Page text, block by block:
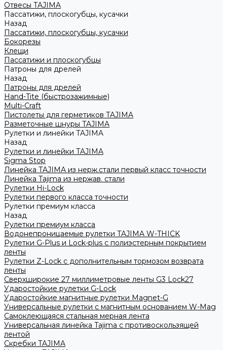
Отвесы TAJIMA
Пассатижи, плоскогубцы, кусачки
Назад
Пассатижи, плоскогубцы, кусачки
Бокорезы
Клещи
Пассатижи и плоскогубцы
Патроны для дрелей
Назад
Патроны для дрелей
Hand-Tite (быстрозажимные)
Multi-Craft
Пистолеты для герметиков TAJIMA
Разметочные шнуры TAJIMA
Рулетки и линейки TAJIMA
Назад
Рулетки и линейки TAJIMA
Sigma Stop
Линейка TAJIMA из нерж.стали первый класс точности
Линейка Tajima из нержав. стали
Рулетки Hi-Lock
Рулетки первого класса точности
Рулетки премиум класса
Назад
Рулетки премиум класса
Водонепроницаемые рулетки TAJIMA W-THICK
Рулетки G-Plus и Lock-plus с полиэстерным покрытием
ленты
Рулетки Z-Lock с дополнительным тормозом возврата
ленты
Сверхширокие 27 миллиметровые ленты G3 Lock27
Ударостойкие рулетки G-Lock
Ударостойкие магнитные рулетки Magnet-G
Универсальные рулетки с магнитным основанием W-Mag
Самоклеющаяся стальная мерная лента
Универсальная линейка Tajima с противоскользящей
лентой
Скребки TAJIMA